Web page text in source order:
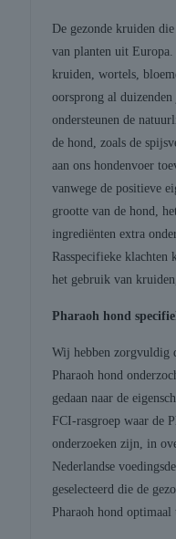
De gezonde kruiden
van planten uit
kruiden, wortels,
oorsprong al
ondersteunen de
de hond, zoals de
aan ons hondenvoer
vanwege de positieve
grootte van de hond,
ingrediënten extra
Rasspecifieke
het gebruik van
Pharaoh hond
Wij hebben zorgvuldig
Pharaoh hond
gedaan naar de
FCI-rasgroep waar de
onderzoeken zijn, in
Nederlandse
geselecteerd die de
Pharaoh hond optimaal